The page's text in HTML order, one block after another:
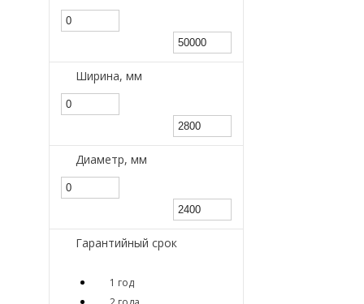
Ширина, мм
Диаметр, мм
Гарантийный срок
1 год